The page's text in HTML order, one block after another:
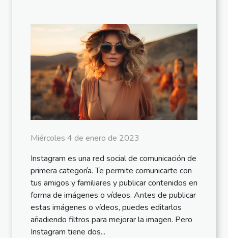
Miércoles 4 de enero de 2023
Instagram es una red social de comunicación de
primera categoría. Te permite comunicarte con
tus amigos y familiares y publicar contenidos en
forma de imágenes o vídeos. Antes de publicar
estas imágenes o vídeos, puedes editarlos
añadiendo filtros para mejorar la imagen. Pero
Instagram tiene dos...